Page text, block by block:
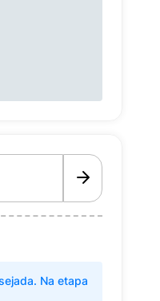
Na etapa